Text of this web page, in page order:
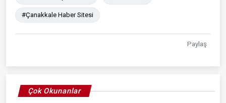
#Çanakkale Haber Sitesi
Paylaş
Çok Okunanlar